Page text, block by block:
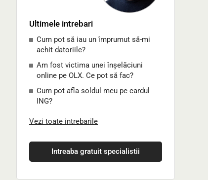
Ultimele intrebari
Cum pot să iau un împrumut să-mi
achit datoriile?
Am fost victima unei înșelăciuni
online pe OLX. Ce pot să fac?
Cum pot afla soldul meu pe cardul
ING?
Vezi toate intrebarile
Intreaba gratuit specialistii